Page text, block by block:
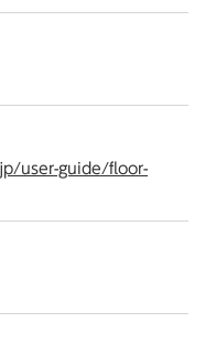
user-guide/floor-